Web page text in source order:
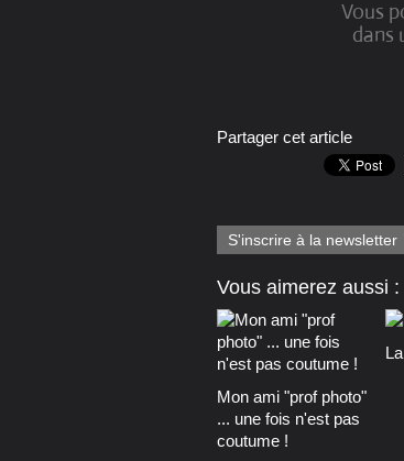
Vous
dans
Partager cet article
S'inscrire à la newsletter
Vous aimerez aussi :
Mon ami "prof photo"
... une fois n'est pas
coutume !